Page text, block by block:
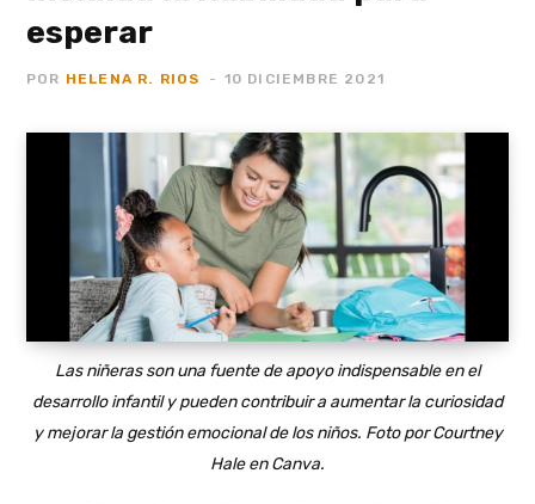
esperar
POR HELENA R. RIOS 10 DICIEMBRE 2021
Las niñeras son una fuente de apoyo indispensable en el
desarrollo infantil y pueden contribuir a aumentar la curiosidad
y mejorar la gestión emocional de los niños. Foto por Courtney
Hale en Canva.